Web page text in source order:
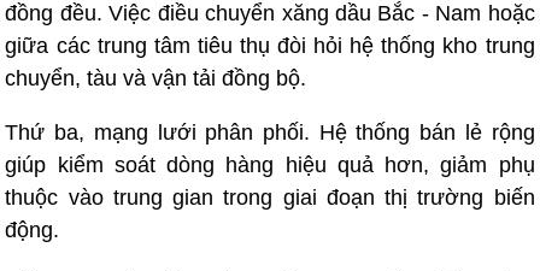
đồng đều. Việc điều chuyển xăng dầu Bắc - Nam hoặc
giữa các trung tâm tiêu thụ đòi hỏi hệ thống kho trung
chuyển, tàu và vận tải đồng bộ.
Thứ ba, mạng lưới phân phối. Hệ thống bán lẻ rộng
giúp kiểm soát dòng hàng hiệu quả hơn, giảm phụ
thuộc vào trung gian trong giai đoạn thị trường biến
động.